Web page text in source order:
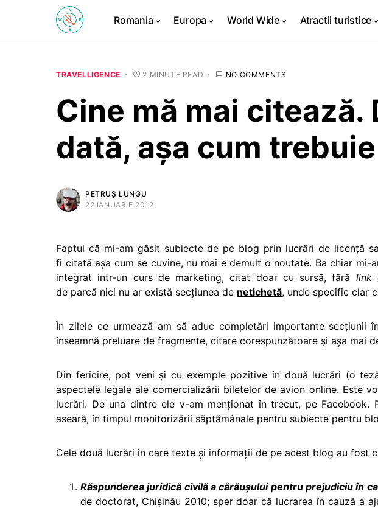
Romania Europa World Wide Atractii turistice
TRAVELLIGENCE 2 MINUTE READ NO COMMENTS
Cine mă mai citează.
dată, așa cum trebuie
PETRUȘ LUNGU
22 IANUARIE 2012
Faptul că mi-am găsit subiecte de pe blog prin lucrări de licenţă
fi citată aşa cum se cuvine, nu mai e demult o noutate. Ba chiar
integrat intr-un curs de marketing, citat doar cu sursă, fără link
de parcă nici nu ar există secţiunea de netichetă, unde specific clar
În zilele ce urmează am să aduc completări importante secţiunii
înseamnă preluare de fragmente, citare corespunzătoare şi aşa mai
Din fericire, pot veni şi cu exemple pozitive în două lucrări (o
aspectele legale ale comercializării biletelor de avion online. Este
lucrări. De una dintre ele v-am menţionat în trecut, pe Facebook.
aseară, în timpul monitorizării săptămânale pentru subiecte pentru
Cele două lucrări în care texte şi informaţii de pe acest blog au fost
Răspunderea juridică civilă a cărăuşului pentru prejudiciu în
de doctorat, Chișinău 2010; sper doar că lucrarea în cauză a